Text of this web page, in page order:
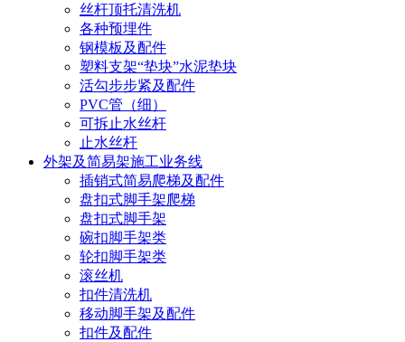
丝杆顶托清洗机
各种预埋件
钢模板及配件
塑料支架“垫块”水泥垫块
活勾步步紧及配件
PVC管（细）
可拆止水丝杆
止水丝杆
外架及简易架施工业务线
插销式简易爬梯及配件
盘扣式脚手架爬梯
盘扣式脚手架
碗扣脚手架类
轮扣脚手架类
滚丝机
扣件清洗机
移动脚手架及配件
扣件及配件